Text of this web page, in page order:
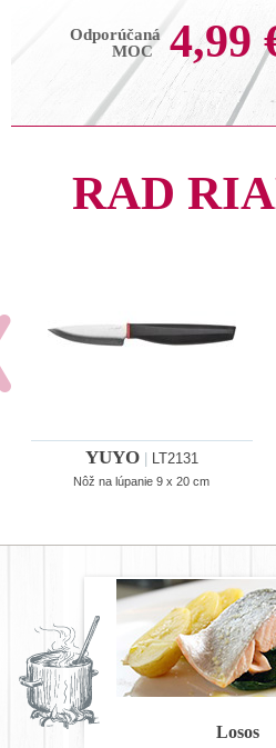
Odporúčaná
MOC
4,99
RAD
YUYO LT2131
Nôž na lúpanie 9 x 20 cm
Losos